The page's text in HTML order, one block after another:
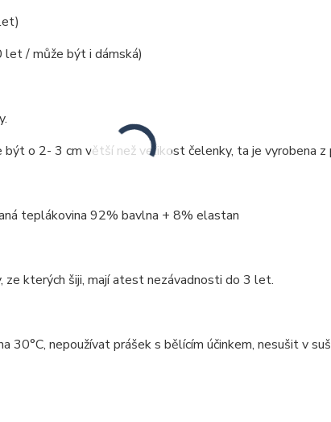
/ může být i dámská)
být o 2- 3 cm větší než velikost čelenky, ta je vyrobena z
teplákovina 92% bavlna + 8% elastan
ze kterých šiji, mají atest nezávadnosti do 3 let.
30°C, nepoužívat prášek s bělícím účinkem, nesušit v